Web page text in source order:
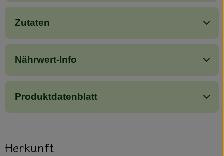
Zutaten
Nährwert-Info
Produktdatenblatt
Herkunft